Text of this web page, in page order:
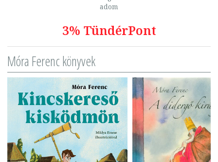
adom
3% TündérPont
Móra Ferenc könyvek